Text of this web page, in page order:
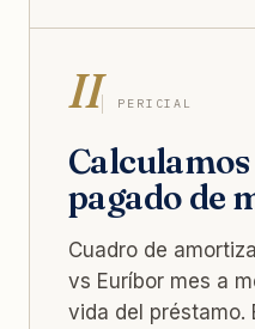
II PERICIAL
pagado de
Cuadro de
vs Euríbor mes a
vida del préstamo.